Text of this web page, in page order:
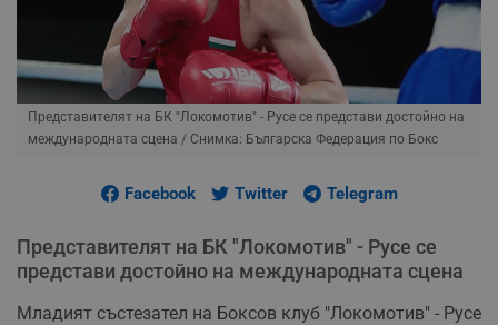
Представителят на БК "Локомотив" - Русе се представи достойно на
международната сцена / Снимка: Българска Федерация по Бокс
Facebook Twitter Telegram
Представителят на БК "Локомотив" - Русе се
представи достойно на международната сцена
Младият състезател на Боксов клуб "Локомотив" - Русе